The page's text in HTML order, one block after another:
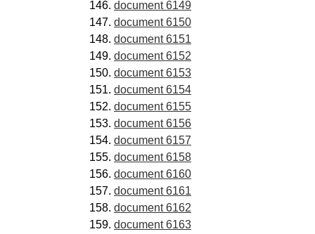
document 6149
document 6150
document 6151
document 6152
document 6153
document 6154
document 6155
document 6156
document 6157
document 6158
document 6160
document 6161
document 6162
document 6163